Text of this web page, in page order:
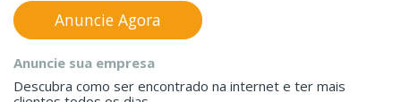
Anuncie sua empresa
Descubra como ser encontrado na internet e ter mais
Anuncie Agora